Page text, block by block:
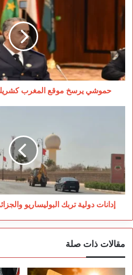
يرسخ
موقع
المغرب
أمني
موثوق
عالميًا
حموشي يرسخ موقع المغرب كشريك
والجزائر
بعد
هجمات
السمارة
إدانات دولية تربك البوليساريو
مقالات ذات صلة